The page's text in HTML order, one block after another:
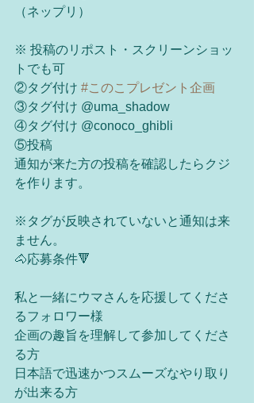
（ネップリ）
※ 投稿のリポスト・スクリーンショッ
トでも可
②タグ付け #このこプレゼント企画
③タグ付け @uma_shadow
④タグ付け @conoco_ghibli
⑤投稿
通知が来た方の投稿を確認したらクジ
を作ります。
※タグが反映されていないと通知は来
ません。
🐴応募条件🔻
私と一緒にウマさんを応援してくださ
るフォロワー様
企画の趣旨を理解して参加してくださ
る方
日本語で迅速かつスムーズなやり取り
が出来る方